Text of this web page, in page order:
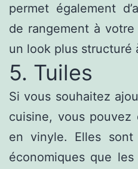
permet également
de rangement à
un look plus structuré
5. Tuiles
Si vous souhaitez
cuisine, vous
en vinyle. Elles
économiques que